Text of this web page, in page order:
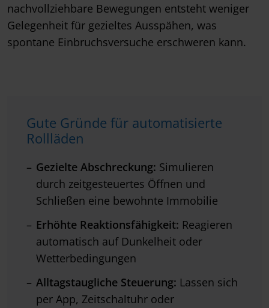
nachvollziehbare Bewegungen entsteht weniger
Gelegenheit für gezieltes Ausspähen, was
spontane Einbruchsversuche erschweren kann.
Gute Gründe für automatisierte
Rollläden
Gezielte Abschreckung: Simulieren
durch zeitgesteuertes Öffnen und
Schließen eine bewohnte Immobilie
Erhöhte Reaktionsfähigkeit: Reagieren
automatisch auf Dunkelheit oder
Wetterbedingungen
Alltagstaugliche Steuerung: Lassen sich
per App, Zeitschaltuhr oder